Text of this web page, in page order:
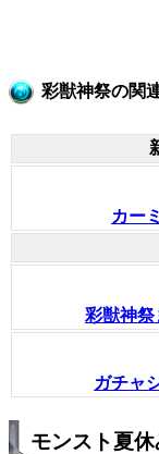
彩獣神祭の関
カー
彩獣神祭
ガチャ
モンスト夏休